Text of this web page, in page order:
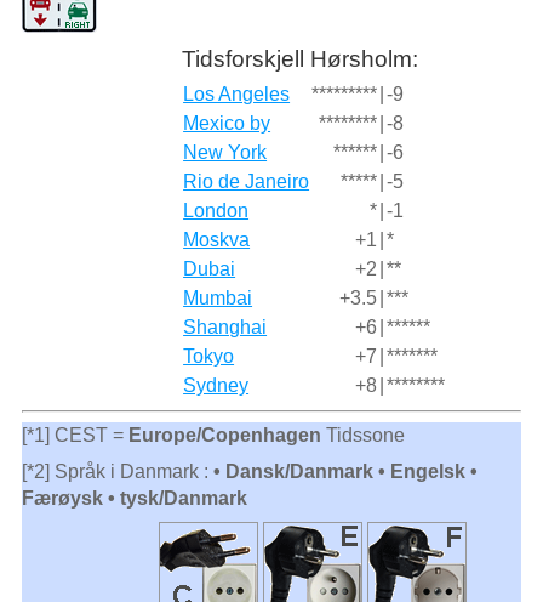
Tidsforskjell Hørsholm:
Los Angeles ********* -9
Mexico by
******** -8
New York
****** -6
Rio de Janeiro
***** -5
London
* -1
Moskva
+1 *
Dubai
+2 **
Mumbai
+3.5 ***
Shanghai
+6 ******
Tokyo
+7 *******
Sydney
+8 ********
[*1] CEST = Europe/Copenhagen Tidssone
[*2] Språk i Danmark : • Dansk/Danmark • Engelsk •
Færøysk • tysk/Danmark